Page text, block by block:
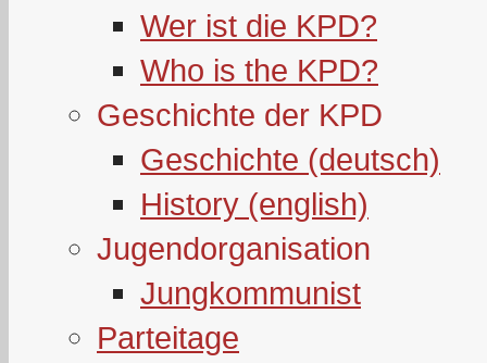
Wer ist die KPD?
Who is the KPD?
Geschichte der KPD
Geschichte (deutsch)
History (english)
Jugendorganisation
Jungkommunist
Parteitage